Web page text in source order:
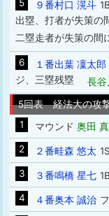
5 ９番村口 滉斗
出塁、打者が失策の
二塁走者が失策の間
6
１番出葉 凜太郎
ジ、三塁残塁 長谷
5回表 経法大の攻
1
マウンド 奥田
2
２番畦森 悠太
3
３番鳴橋 星七
4
４番奥本 誠治